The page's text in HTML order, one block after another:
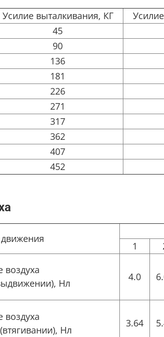
Усилие выталкивания, КГ
45
90
136
181
226
271
317
362
407
452
1
воздуха
Нл
4.0
воздуха
Нл
3.64